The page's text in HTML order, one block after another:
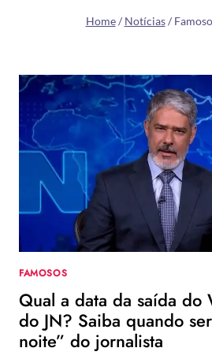
Home / Notícias /
FAMOSOS
Qual a data da saída do
do JN? Saiba quando
noite” do jornalista